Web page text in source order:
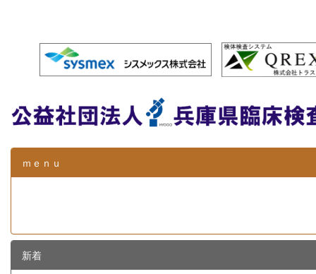
ｍｅｎｕ
新着